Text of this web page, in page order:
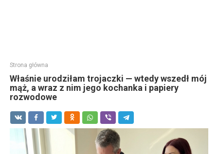
Strona główna
Właśnie urodziłam trojaczki — wtedy wszedł mój
mąż, a wraz z nim jego kochanka i papiery
rozwodowe